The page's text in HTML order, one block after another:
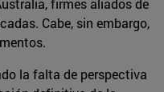
firmes aliados de
Cabe, sin embargo,
la falta de perspectiva